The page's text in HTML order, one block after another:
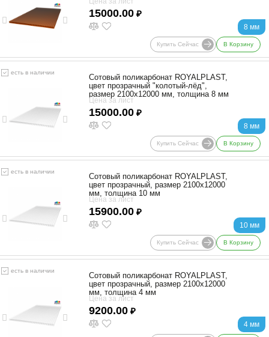
8 мм
15000.00 ₽
Купить Сейчас В Корзину
есть в наличии
8 мм
Сотовый поликарбонат ROYALPLAST,
цвет прозрачный "колотый-лёд",
размер 2100x12000 мм, толщина 8 мм
Цена за лист
15000.00 ₽
Купить Сейчас В Корзину
есть в наличии
10 мм
Сотовый поликарбонат ROYALPLAST,
цвет прозрачный, размер 2100x12000
мм, толщина 10 мм
Цена за лист
15900.00 ₽
Купить Сейчас В Корзину
есть в наличии
4 мм
Сотовый поликарбонат ROYALPLAST,
цвет прозрачный, размер 2100x12000
мм, толщина 4 мм
Цена за лист
9200.00 ₽